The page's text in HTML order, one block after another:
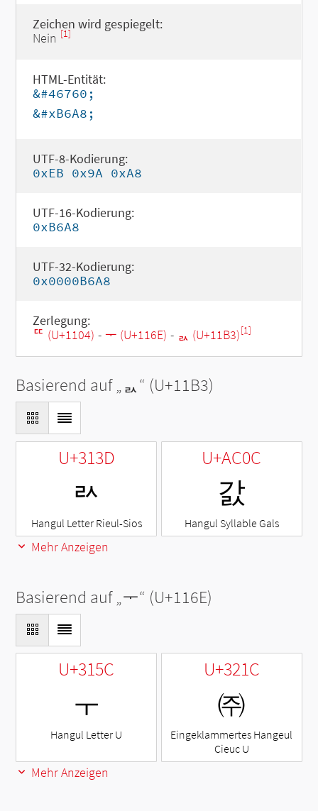
Zeichen wird gespiegelt:
Nein [1]
HTML-Entität:
&#46760;
&#xB6A8;
UTF-8-Kodierung:
0xEB 0x9A 0xA8
UTF-16-Kodierung:
0xB6A8
UTF-32-Kodierung:
0x0000B6A8
Zerlegung:
ᄄ (U+1104) - ᅮ (U+116E) - ᆳ (U+11B3)[1]
Basierend auf „ᆳ“ (U+11B3)
U+313D
ㄽ
Hangul Letter Rieul-Sios
U+AC0C
갌
Hangul Syllable Gals
Mehr Anzeigen
Basierend auf „ᅮ“ (U+116E)
U+315C
ㅜ
Hangul Letter U
U+321C
㈜
Eingeklammertes Hangeul
Cieuc U
Mehr Anzeigen